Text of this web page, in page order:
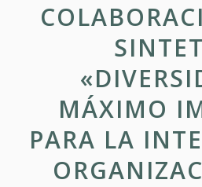
MÁXIMO
PARA LA